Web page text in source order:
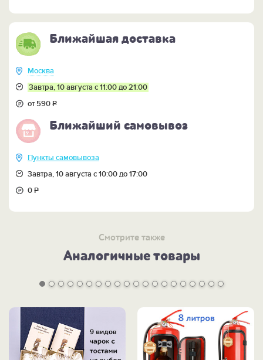
Ближайшая доставка
Москва
Завтра, 10 августа с 11:00 до 21:00
от 590Р
Ближайший самовывоз
Пункты самовывоза
Завтра, 10 августа с 10:00 до 17:00
0Р
Смотрите также
Аналогичные товары